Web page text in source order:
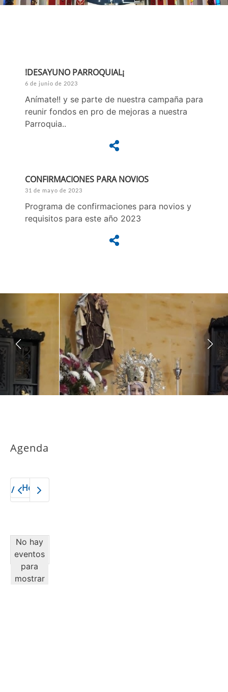
!DESAYUNO PARROQUIAL¡
6 de junio de 2023
Anímate!! y se parte de nuestra campaña para
reunir fondos en pro de mejoras a nuestra
Parroquia..
CONFIRMACIONES PARA NOVIOS
31 de mayo de 2023
Programa de confirmaciones para novios y
requisitos para este año 2023
Agenda
Hoy2026
No hay
eventos
para
mostrar